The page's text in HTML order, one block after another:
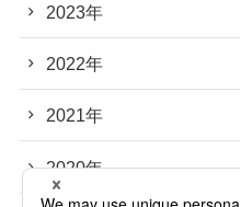
2023年
2022年
2021年
2020年